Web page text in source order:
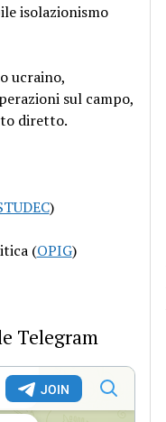
isolazionismo
ucraino,
sul campo,
diretto.
)
(OPIG)
Telegram